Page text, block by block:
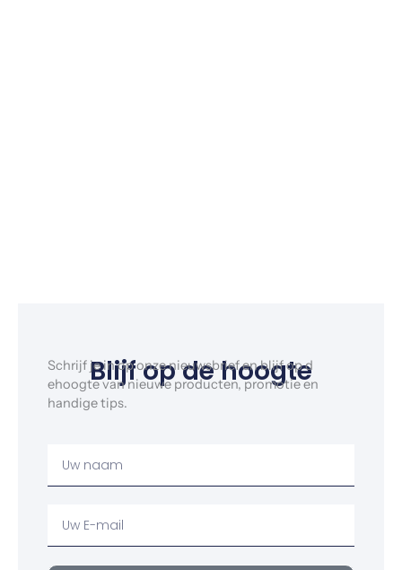
Blijf op de hoogte
Schrijf je in op onze nieuwsbrief en blijf op d
ehoogte van nieuwe producten, promotie en
handige tips.
Naam
email